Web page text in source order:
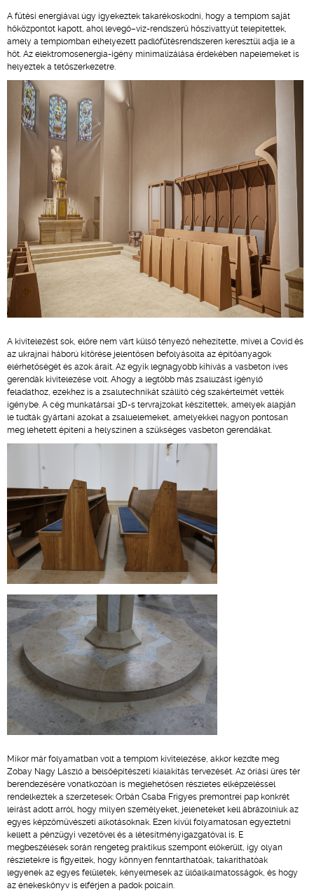
A fűtési energiával úgy igyekeztek takarékoskodni, hogy a templom saját
hőközpontot kapott, ahol levegő–víz-rendszerű hőszivattyút telepítettek,
amely a templomban elhelyezett padlófűtésrendszeren keresztül adja le a
hőt. Az elektromosenergia-igény minimalizálása érdekében napelemeket is
helyeztek a tetőszerkezetre.
A kivitelezést sok, előre nem várt külső tényező nehezítette, mivel a Covid és
az ukrajnai háború kitörése jelentősen befolyásolta az építőanyagok
elérhetőségét és azok árait. Az egyik legnagyobb kihívás a vasbeton íves
gerendák kivitelezése volt. Ahogy a legtöbb más zsaluzást igénylő
feladathoz, ezekhez is a zsalutechnikát szállító cég szakértelmét vették
igénybe. A cég munkatársai 3D-s tervrajzokat készítettek, amelyek alapján
le tudták gyártani azokat a zsaluelemeket, amelyekkel nagyon pontosan
meg lehetett építeni a helyszínen a szükséges vasbeton gerendákat.
Mikor már folyamatban volt a templom kivitelezése, akkor kezdte meg
Zobay Nagy László a belsőépítészeti kialakítás tervezését. Az óriási üres tér
berendezésére vonatkozóan is meglehetősen részletes elképzeléssel
rendelkeztek a szerzetesek: Orbán Csaba Frigyes premontrei pap konkrét
leírást adott arról, hogy milyen személyeket, jeleneteket kell ábrázolniuk az
egyes képzőművészeti alkotásoknak. Ezen kívül folyamatosan egyeztetni
kellett a pénzügyi vezetővel és a létesítményigazgatóval is. E
megbeszélések során rengeteg praktikus szempont előkerült, így olyan
részletekre is figyeltek, hogy könnyen fenntarthatóak, takaríthatóak
legyenek az egyes felületek, kényelmesek az ülőalkalmatosságok, és hogy
az énekeskönyv is elférjen a padok polcain.